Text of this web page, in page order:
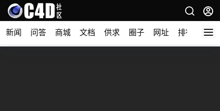
新闻 问答 商城 文档 供求 圈子 网址 排行榜